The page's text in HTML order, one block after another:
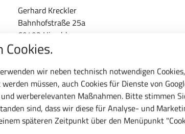
Gerhard Kreckler
Bahnhofstraße 25a
69493 Hirschberg
Telefon: 06201 690095-0
E-Mail: info@kreckler-gmbh.de
Verantwortliche Stelle ist die natürliche oder
Zwecke und Mittel der Verarbeitung von
entscheidet.
wir neben technisch notwendigen
müssen, auch Cookies für Dienste von
werberelevanten Maßnahmen. Bitte stimmen
sind, dass wir diese für Analyse- und
späteren Zeitpunkt über den Menüpunkt